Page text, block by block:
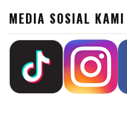
MEDIA SOSIAL KAMI